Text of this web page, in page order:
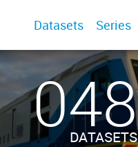
Datasets Series
048
DATASETS